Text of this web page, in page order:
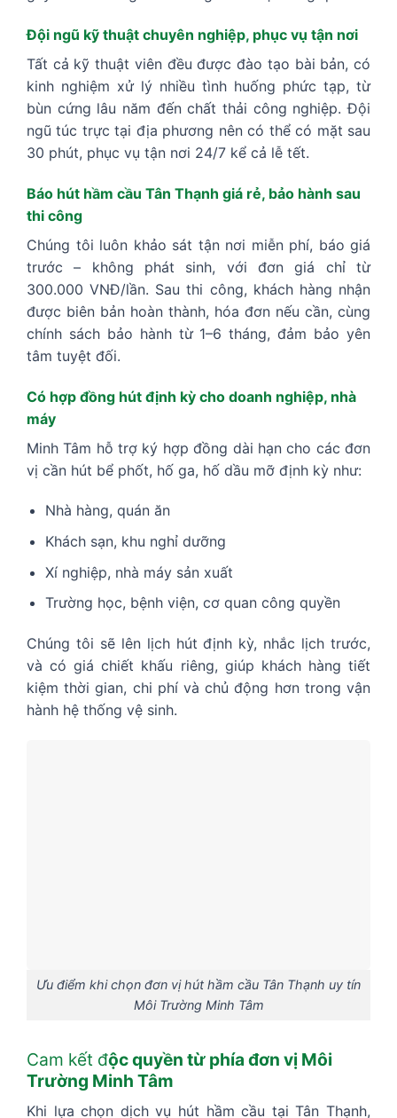
Đội ngũ kỹ thuật chuyên nghiệp, phục vụ tận nơi
Tất cả kỹ thuật viên đều được đào tạo bài bản, có
kinh nghiệm xử lý nhiều tình huống phức tạp, từ
bùn cứng lâu năm đến chất thải công nghiệp. Đội
ngũ túc trực tại địa phương nên có thể có mặt sau
30 phút, phục vụ tận nơi 24/7 kể cả lễ tết.
Báo hút hầm cầu Tân Thạnh giá rẻ, bảo hành sau
thi công
Chúng tôi luôn khảo sát tận nơi miễn phí, báo giá
trước – không phát sinh, với đơn giá chỉ từ
300.000 VNĐ/lần. Sau thi công, khách hàng nhận
được biên bản hoàn thành, hóa đơn nếu cần, cùng
chính sách bảo hành từ 1–6 tháng, đảm bảo yên
tâm tuyệt đối.
Có hợp đồng hút định kỳ cho doanh nghiệp, nhà
máy
Minh Tâm hỗ trợ ký hợp đồng dài hạn cho các đơn
vị cần hút bể phốt, hố ga, hố dầu mỡ định kỳ như:
Nhà hàng, quán ăn
Khách sạn, khu nghỉ dưỡng
Xí nghiệp, nhà máy sản xuất
Trường học, bệnh viện, cơ quan công quyền
Chúng tôi sẽ lên lịch hút định kỳ, nhắc lịch trước,
và có giá chiết khấu riêng, giúp khách hàng tiết
kiệm thời gian, chi phí và chủ động hơn trong vận
hành hệ thống vệ sinh.
Ưu điểm khi chọn đơn vị hút hầm cầu Tân Thạnh uy tín
Môi Trường Minh Tâm
Cam kết độc quyền từ phía đơn vị Môi
Trường Minh Tâm
Khi lựa chọn dịch vụ hút hầm cầu tại Tân Thạnh,